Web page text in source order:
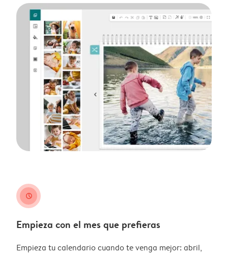
clock
Empieza con el mes que prefieras
Empieza tu calendario cuando te venga mejor: abril,